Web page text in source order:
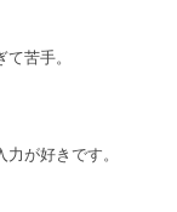
苦手。
が好きです。